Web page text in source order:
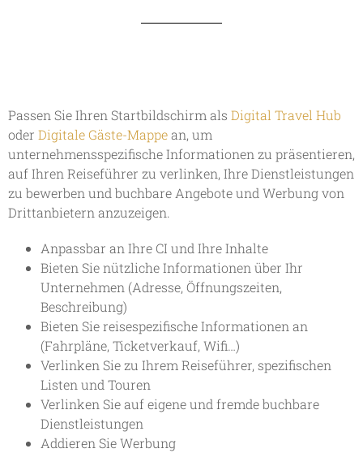
Passen Sie Ihren Startbildschirm als Digital Travel Hub
oder Digitale Gäste-Mappean, um
unternehmensspezifische Informationen zu präsentieren,
auf Ihren Reiseführer zu verlinken, Ihre Dienstleistungen
zu bewerben und buchbare Angebote und Werbung von
Drittanbietern anzuzeigen.
Anpassbar an Ihre CI und Ihre Inhalte
Bieten Sie nützliche Informationen über Ihr
Unternehmen (Adresse, Öffnungszeiten,
Beschreibung)
Bieten Sie reisespezifische Informationen an
(Fahrpläne, Ticketverkauf, Wifi…)
Verlinken Sie zu Ihrem Reiseführer, spezifischen
Listen und Touren
Verlinken Sie auf eigene und fremde buchbare
Dienstleistungen
Addieren Sie Werbung